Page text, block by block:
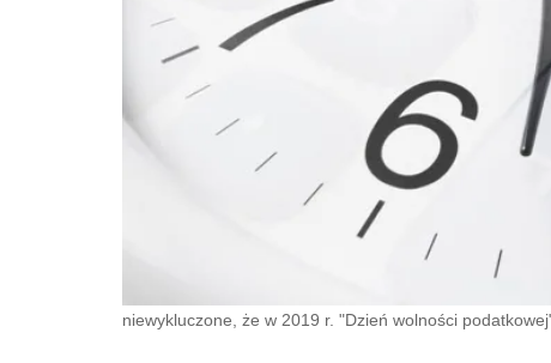
niewykluczone, że w 2019 r. "Dzień wolności